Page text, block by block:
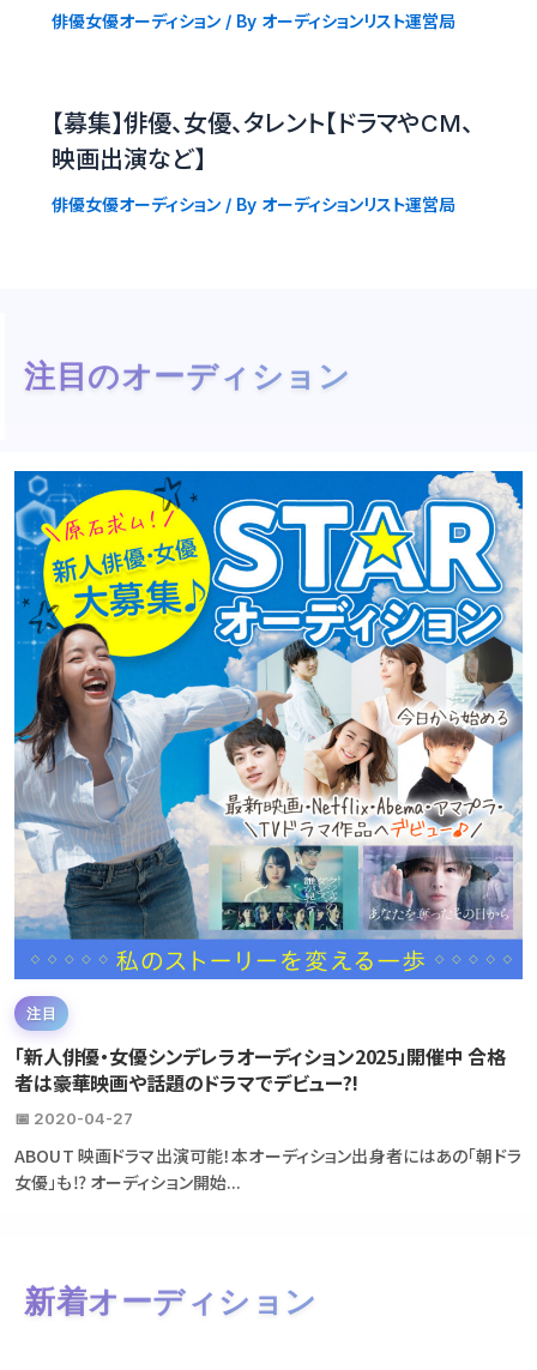
俳優女優オーディション/ By オーディションリスト運営局
【募集】俳優、女優、タレント【ドラマやCM、
映画出演など】
俳優女優オーディション/ By オーディションリスト運営局
注目のオーディション
注目
「新人俳優・女優シンデレラオーディション2025」開催中 合格
者は豪華映画や話題のドラマでデビュー?!
📅 2020-04-27
ABOUT 映画ドラマ出演可能！本オーディション出身者にはあの「朝ドラ
女優」も⁉ オーディション開始...
新着オーディション